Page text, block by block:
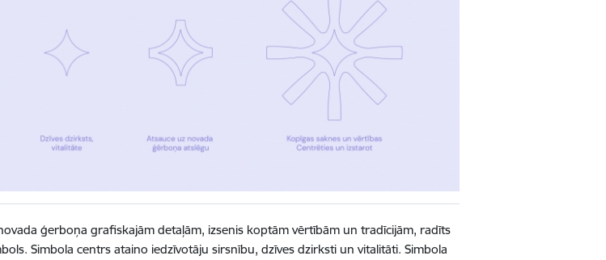
ģerboņa grafiskajām detaļām, izsenis koptām vērtībām un tradīcijām, radīts
Simbola centrs ataino iedzīvotāju sirsnību, dzīves dzirksti un vitalitāti. Simbola